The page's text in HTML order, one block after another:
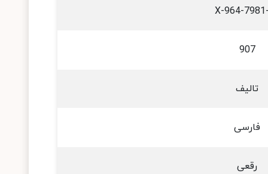
964-7981-
907
تالیف
فارسی
رقعی